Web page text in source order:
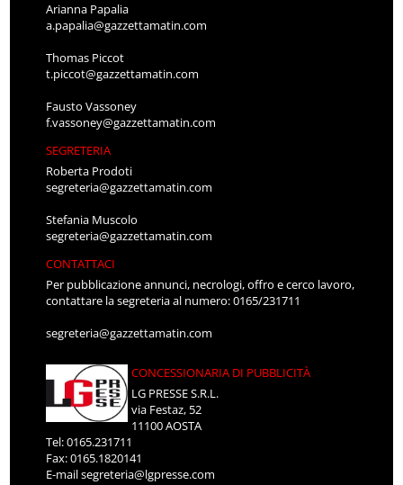
Arianna Papalia
a.papalia@gazzettamatin.com
Thomas Piccot
t.piccot@gazzettamatin.com
Fausto Vassoney
f.vassoney@gazzettamatin.com
SEGRETERIA
Roberta Prodoti
segreteria@gazzettamatin.com
Stefania Muscolo
segreteria@gazzettamatin.com
CONTATTACI
Per pubblicazione annunci, necrologi, offro e cerco lavoro,
contattare la segreteria al numero: 0165/231711
segreteria@gazzettamatin.com
CONCESSIONARIA DI PUBBLICITÀ
LG PRESSE S.R.L.
via Festaz, 52
11100 AOSTA
Tel: 0165.231711
Fax: 0165.1820141
E-mailsegreteria@lgpresse.com